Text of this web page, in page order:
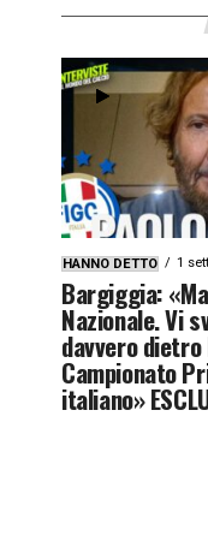
HANNO DETTO 1
Bargiggia:
Nazionale. Vi
davvero dietro
Campionato
italiano»